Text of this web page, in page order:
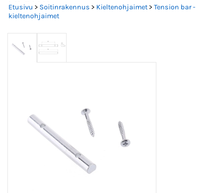
Etusivu > Soitinrakennus > Kieltenohjaimet> Tension bar -
kieltenohjaimet